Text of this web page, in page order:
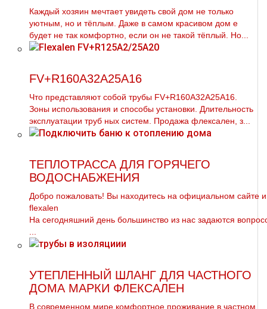
Каждый хозяин мечтает увидеть свой дoм не только
уютным, но и тёплым. Даже в самом красивом дoм е
будет не так комфортно, если он не такой тёплый. Но...
FV+R160A32A25A16
Что представляют собой тpубы FV+R160A32A25A16.
Зоны использования и способы установки. Длительность
эксплуатации тpуб ных систем. Продажа флексален, з...
ТЕПЛОТРАССА ДЛЯ ГОРЯЧЕГО
ВОДОСНАБЖЕНИЯ
Добро пожаловать! Вы находитесь на официальном сайте
flехalеn
На сегодняшний день большинство из нас задаются
УТЕПЛЕННЫЙ ШЛАНГ ДЛЯ ЧАСТНОГО
ДОМА МАРКИ ФЛЕКСАЛЕН
В современном мире комфортное проживание в частном